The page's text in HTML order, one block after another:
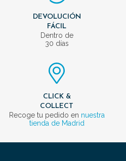
DEVOLUCIÓN
FÁCIL
Dentro de
30 días
CLICK &
COLLECT
Recoge tu pedido en nuestra
tienda de Madrid